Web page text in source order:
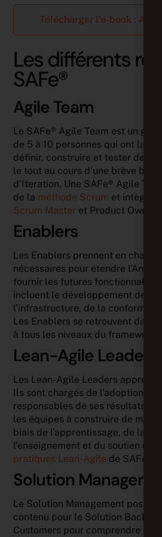
Télécharger l’e-book :
Les différents
SAFe®
Agile Team
Le SAFe® Agile Team est un
de 5 à 10 personnes qui ont la
définir, construire et tester des
le tout au cours d’une brève
d’Iteration. Une SAFe® Agile
de la méthode Scrum et intègre
Scrum Master et Product Owner.
Enablers
Les Enablers prennent en charge
nécessaires pour étendre
fournir les futures fonctionnalités
incluent le développement de
l’infrastructure, de la conformité
Les Enablers se retrouvent dans
à tous les niveaux du framework.
Lean-Agile Leaders
Les Lean-Agile Leaders
Ils sont chargés de l’adoption de
responsables de ses résultats. Ils
les équipes à construire de
biais de l’apprentissage, de la
l’enseignement et du soutien des
pratiques Lean-Agile de SAFe
Solution
Le Solution Management
contenu pour le Solution
Customers pour comprendre